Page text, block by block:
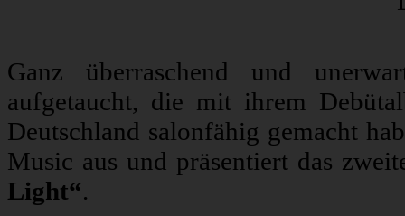
Ganz überraschend und
aufgetaucht, die mit ihrem
Deutschland salonfähig gemacht
Music aus und präsentiert das
Light“.